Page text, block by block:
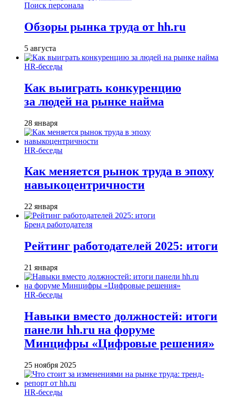
Поиск персонала
Обзоры рынка труда от hh.ru
5 августа
HR-беседы
Как выиграть конкуренцию
за людей на рынке найма
28 января
HR-беседы
Как меняется рынок труда в эпоху
навыкоцентричности
22 января
Бренд работодателя
Рейтинг работодателей 2025: итоги
21 января
HR-беседы
Навыки вместо должностей: итоги
панели hh.ru на форуме
Минцифры «Цифровые решения»
25 ноября 2025
HR-беседы